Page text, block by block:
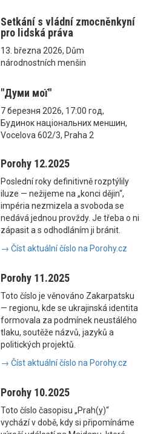
Setkání s vládní zmocněnkyní
pro lidská práva
13. března 2026, Dům
národnostních menšin
"Думи мої"
7 березня 2026, 17:00 год,
Будинок національних меншин,
Vocelova 602/3, Praha 2
Porohy 12.2025
Poslední roky definitivně rozptýlily
iluze — nežijeme na „konci dějin“,
impéria nezmizela a svoboda se
nedává jednou provždy. Je třeba o ni
zápasit a s odhodláním ji bránit.
→ Číst aktuální číslo na Porohy.cz
Porohy 11.2025
Toto číslo je věnováno Zakarpatsku
— regionu, kde se ukrajinská identita
formovala za podmínek neustálého
tlaku, soutěže názvů, jazyků a
politických projektů.
→ Číst aktuální číslo na Porohy.cz
Porohy 10.2025
Toto číslo časopisu „Prah(y)“
vychází v době, kdy si připomínáme